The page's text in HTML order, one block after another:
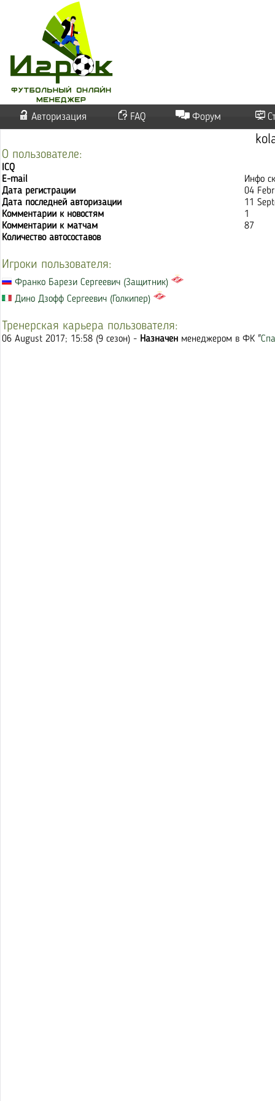
Авторизация FAQ Форум
О пользователе:
ICQ
E-mail
Инфо
Дата регистрации
04
Дата последней авторизации
11
Комментарии к новостям
1
Комментарии к матчам
87
Количество автосоставов
Игроки пользователя:
Франко Барези Сергеевич (Защитник)
Дино Дзофф Сергеевич (Голкипер)
Тренерская карьера пользователя:
06 August 2017; 15:58 (9 сезон) - Назначен менеджером в ФК "